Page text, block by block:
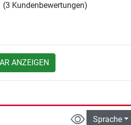
(3 Kundenbewertungen)
ANZEIGEN
Sprache